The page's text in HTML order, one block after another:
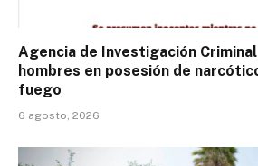
Agencia de Investigación
hombres en posesión de
fuego
6 agosto, 2026